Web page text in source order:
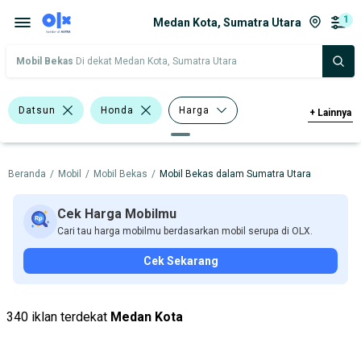
Medan Kota, Sumatra Utara 1
Mobil Bekas Di dekat Medan Kota, Sumatra Utara
Datsun Honda Harga
Merek Dan Model Tahun
Tipe Bodi Tipe Membership
+ Lainnya
Beranda / Mobil / Mobil Bekas / Mobil Bekas dalam Sumatra Utara
Cek Harga Mobilmu
Cari tau harga mobilmu berdasarkan mobil serupa di OLX.
Cek Sekarang
340 iklan terdekat Medan Kota